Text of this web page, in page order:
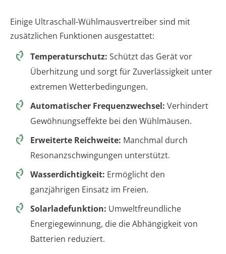
Einige Ultraschall-Wühlmausvertreiber sind mit
zusätzlichen Funktionen ausgestattet:
Temperaturschutz: Schützt das Gerät vor
Überhitzung und sorgt für Zuverlässigkeit unter
extremen Wetterbedingungen.
Automatischer Frequenzwechsel: Verhindert
Gewöhnungseffekte bei den Wühlmäusen.
Erweiterte Reichweite: Manchmal durch
Resonanzschwingungen unterstützt.
Wasserdichtigkeit: Ermöglicht den
ganzjährigen Einsatz im Freien.
Solarladefunktion: Umweltfreundliche
Energiegewinnung, die die Abhängigkeit von
Batterien reduziert.